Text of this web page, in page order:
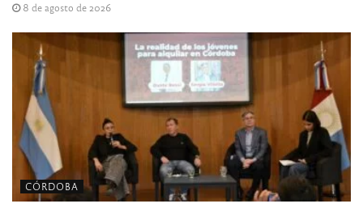
8 de agosto de 2026
CÓRDOBA